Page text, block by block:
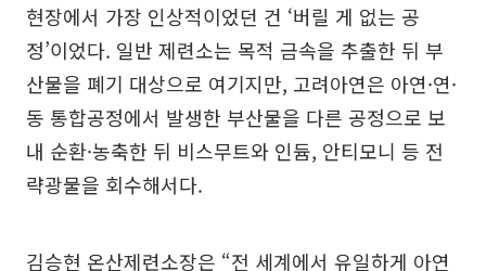
현장에서 가장 인상적이었던 건 ‘버릴 게 없는 공
정’이었다. 일반 제련소는 목적 금속을 추출한 뒤 부
산물을 폐기 대상으로 여기지만, 고려아연은 아연·연·
동 통합공정에서 발생한 부산물을 다른 공정으로 보
내 순환·농축한 뒤 비스무트와 인듐, 안티모니 등 전
략광물을 회수해서다.
김승현 온산제련소장은 “전 세계에서 유일하게 아연